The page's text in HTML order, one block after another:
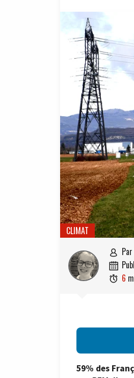
CLIMAT
 par

 6
59% des